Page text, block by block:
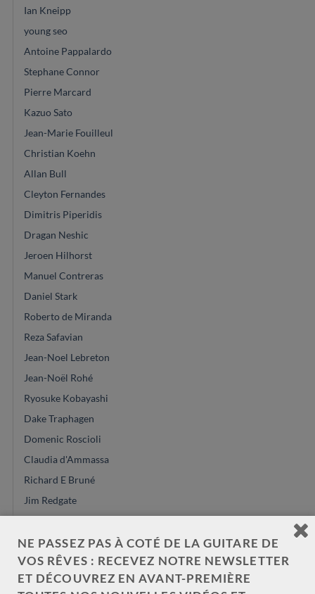
Ian Kneipp
young seo
Antoine Pappalardo
Stephane Connor
Pierre Marcard
Kazuo Sato
Jean-Marie Fouilleul
Christian Koehn
Allan Bull
Cleyton Fernandes
Dimitris Piperidis
Dragan Neshic
Jeroen Hilhorst
Manuel Contreras
Daniel Stark
Roberto de Miranda
Reza Safavian
Jean-Noel Lebreton
Jean-Noël Rohé
Ryosuke Kobayashi
Dake Traphagen
Domenic Roscioli
Claudia d'Ammassa
Richard E Bruné
Jim Redgate
Leona case
Donatella Salvato
Robin Moyes
NE PASSEZ PAS À COTÉ DE LA GUITARE DE
VOS RÊVES : RECEVEZ NOTRE NEWSLETTER
ET DÉCOUVREZ EN AVANT-PREMIÈRE